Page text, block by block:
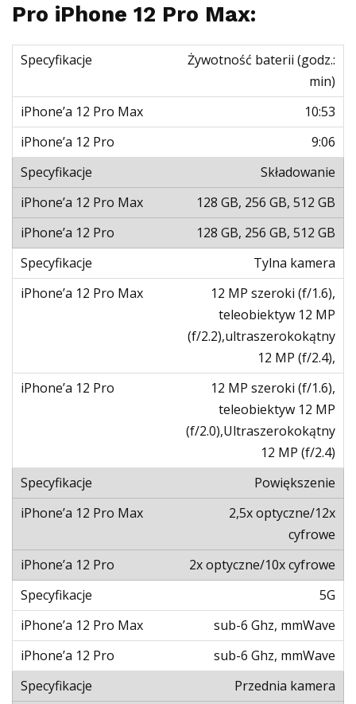
Pro iPhone 12 Pro Max:
Żywotność baterii (godz.:
min)
10:53
9:06
Składowanie
128 GB, 256 GB, 512 GB
128 GB, 256 GB, 512 GB
Tylna kamera
12 MP szeroki (f/1.6),
teleobiektyw 12 MP
(f/2.2),ultraszerokokątny
12 MP (f/2.4),
12 MP szeroki (f/1.6),
teleobiektyw 12 MP
(f/2.0),Ultraszerokokątny
12 MP (f/2.4)
Powiększenie
2,5x optyczne/12x
cyfrowe
2x optyczne/10x cyfrowe
5G
sub-6 Ghz, mmWave
sub-6 Ghz, mmWave
Przednia kamera